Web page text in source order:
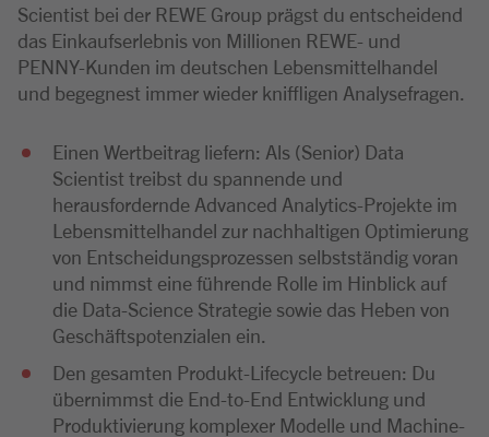
Scientist bei der REWE Group prägst du entscheidend
das Einkaufserlebnis von Millionen REWE- und
PENNY-Kunden im deutschen Lebensmittelhandel
und begegnest immer wieder kniffligen Analysefragen.
Einen Wertbeitrag liefern: Als (Senior) Data
Scientist treibst du spannende und
herausfordernde Advanced Analytics-Projekte im
Lebensmittelhandel zur nachhaltigen Optimierung
von Entscheidungsprozessen selbstständig voran
und nimmst eine führende Rolle im Hinblick auf
die Data-Science Strategie sowie das Heben von
Geschäftspotenzialen ein.
Den gesamten Produkt-Lifecycle betreuen: Du
übernimmst die End-to-End Entwicklung und
Produktivierung komplexer Modelle und Machine-